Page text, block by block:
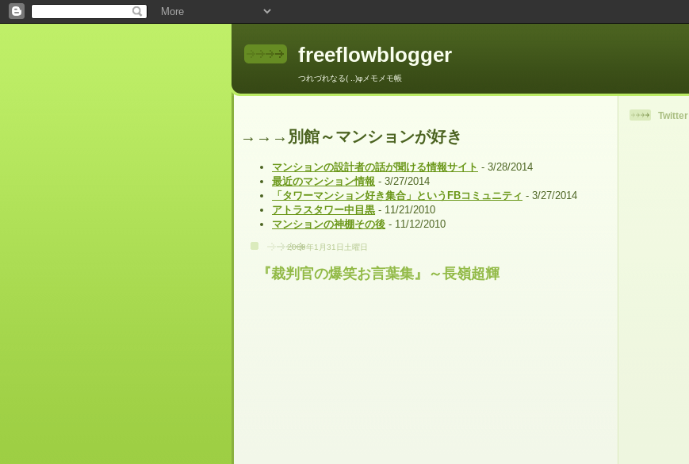
freeflowblogger
つれづれなる( ..)φメモメモ帳
→→→別館～マンションが好き
マンションの設計者の話が聞ける情報サイト - 3/28/2014
最近のマンション情報 - 3/27/2014
「タワーマンション好き集合」というFBコミュニティ - 3/27/2014
アトラスタワー中目黒 - 11/21/2010
マンションの神棚その後 - 11/12/2010
2009年1月31日土曜日
『裁判官の爆笑お言葉集』～長嶺超輝
Twitter